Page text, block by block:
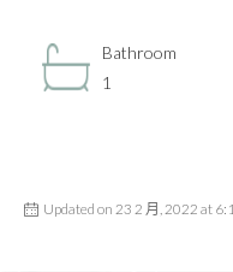
Bathroom
1
Updated on 23 2 月, 2022 at